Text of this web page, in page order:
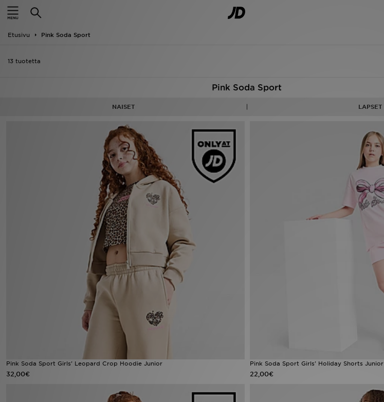
Etusivu Pink Soda Sport
13 tuotetta
Pink Soda Sport
NAISET LAPSET
Pink Soda Sport Girls' Leopard Crop Hoodie Junior
32,00€
Pink Soda Sport Girls' Holiday Shorts Junior
22,00€
Etusivu
Uutuudet